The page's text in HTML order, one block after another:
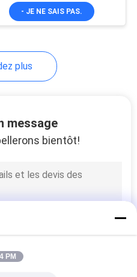
par
- JE NE SAIS PAS.
plus
message
bientôt!
PM